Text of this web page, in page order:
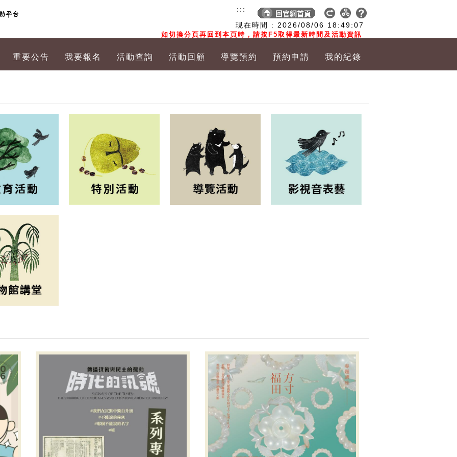
現在時間 : 2026/08/06 18:49:08
如切換分頁再回到本頁時，請按F5取得最新時間及活動資訊
:::
重要公告 我要報名 活動查詢 活動回顧 導覽預約 預約申請 我的紀錄